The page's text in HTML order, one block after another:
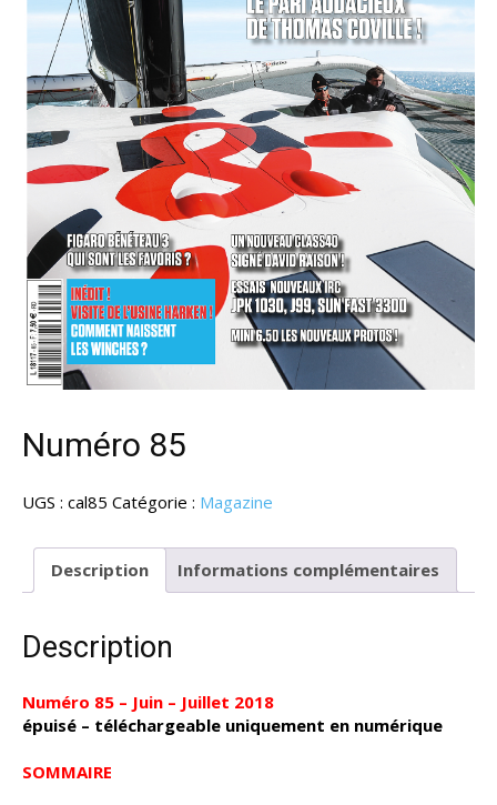
Numéro 85
UGS : cal85 Catégorie : Magazine
Description Informations complémentaires
Description
Numéro 85 – Juin – Juillet 2018
épuisé – téléchargeable uniquement en numérique
SOMMAIRE